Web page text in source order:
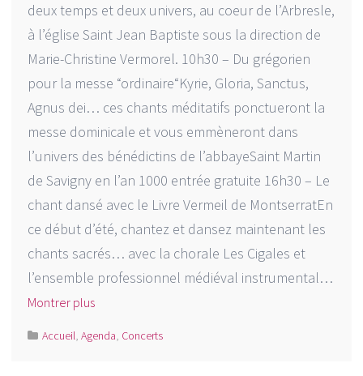
deux temps et deux univers, au coeur de l’Arbresle,
à l’église Saint Jean Baptiste sous la direction de
Marie-Christine Vermorel. 10h30 – Du grégorien
pour la messe “ordinaire“Kyrie, Gloria, Sanctus,
Agnus dei… ces chants méditatifs ponctueront la
messe dominicale et vous emmèneront dans
l’univers des bénédictins de l’abbayeSaint Martin
de Savigny en l’an 1000 entrée gratuite 16h30 – Le
chant dansé avec le Livre Vermeil de MontserratEn
ce début d’été, chantez et dansez maintenant les
chants sacrés… avec la chorale Les Cigales et
l’ensemble professionnel médiéval instrumental…
Montrer plus
Accueil,Agenda, Concerts